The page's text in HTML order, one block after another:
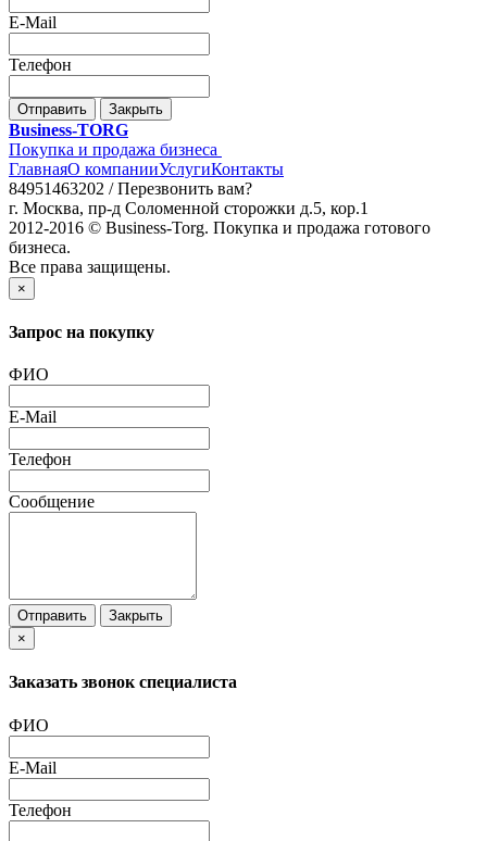
E-Mail
Телефон
Отправить Закрыть
Business-TORG
Покупка и продажа бизнеса
ГлавнаяО компанииУслугиКонтакты
84951463202 /Перезвонить вам?
г. Москва, пр-д Соломенной сторожки д.5, кор.1
2012-2016 © Business-Torg. Покупка и продажа готового
бизнеса.
Все права защищены.
×
Запрос на покупку
ФИО
E-Mail
Телефон
Сообщение
Отправить
Закрыть
×
Заказать звонок специалиста
ФИО
E-Mail
Телефон